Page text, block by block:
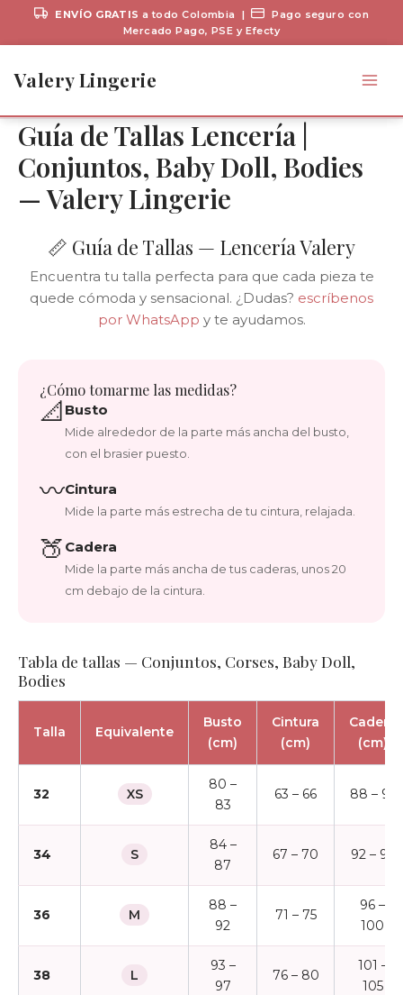
ENVÍO GRATIS a todo Colombia |
Pago seguro con
Mercado Pago, PSE y Efecty
Valery Lingerie
Guía de Tallas Lencería |
Conjuntos, Baby Doll, Bodies
— Valery Lingerie
📏 Guía de Tallas — Lencería Valery
Encuentra tu talla perfecta para que cada pieza te
quede cómoda y sensacional. ¿Dudas? escríbenos
por WhatsApp y te ayudamos.
¿Cómo tomarme las medidas?
📐 Busto
Mide alrededor de la parte más ancha del busto,
con el brasier puesto.
〰️Cintura
Mide la parte más estrecha de tu cintura, relajada.
🍑 Cadera
Mide la parte más ancha de tus caderas, unos 20
cm debajo de la cintura.
Tabla de tallas — Conjuntos, Corses, Baby Doll,
Bodies
Talla Equivalente
Busto
(cm)
Cintura
(cm)
Cadera
(cm)
32 XS
80 –
83
63 – 66 88 – 91
34 S
84 –
87
67 – 70 92 – 95
36 M
88 –
92
71 – 75
96 –
100
38 L
93 –
97
76 – 80
101 –
105